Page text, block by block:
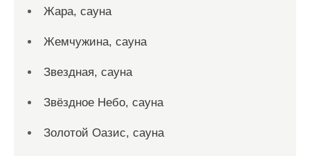
Жара, сауна
Жемчужина, сауна
Звездная, сауна
Звёздное Небо, сауна
Золотой Оазис, сауна